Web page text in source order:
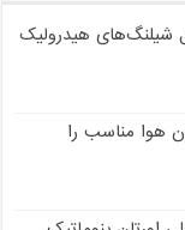
شیلنگ‌های هیدرولیک
هوا مناسب را